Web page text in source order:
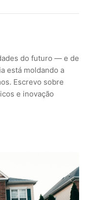
do futuro — e de
está moldando a
Escrevo sobre
e inovação